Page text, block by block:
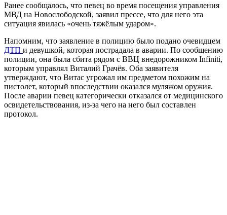
Ранее сообщалось, что певец во время посещения управления
МВД на Новослободской, заявил прессе, что для него эта
ситуация явилась «очень тяжёлым ударом».
Напомним, что заявление в полицию было подано очевидцем
ДТП и девушкой, которая пострадала в аварии. По сообщению
полиции, она была сбита рядом с ВВЦ внедорожником Infiniti,
которым управлял Виталий Грачёв. Оба заявителя
утверждают, что Витас угрожал им предметом похожим на
пистолет, который впоследствии оказался муляжом оружия.
После аварии певец категорически отказался от медицинского
освидетельствования, из-за чего на него был составлен
протокол.